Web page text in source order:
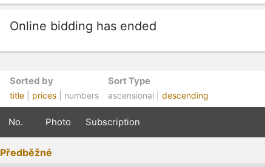
Online bidding has ended
Sorted by
title| prices| numbers
Sort Type
ascensional | descending
No. Photo Subscription
Předběžné